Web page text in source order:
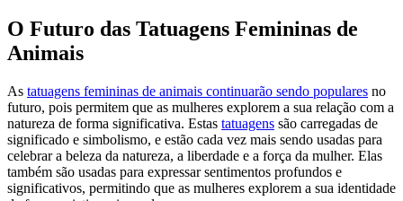
O Futuro das Tatuagens Femininas de
Animais
As tatuagens femininas de animais continuarão sendo populares no
futuro, pois permitem que as mulheres explorem a sua relação com a
natureza de forma significativa. Estas tatuagens são carregadas de
significado e simbolismo, e estão cada vez mais sendo usadas para
celebrar a beleza da natureza, a liberdade e a força da mulher. Elas
também são usadas para expressar sentimentos profundos e
significativos, permitindo que as mulheres explorem a sua identidade